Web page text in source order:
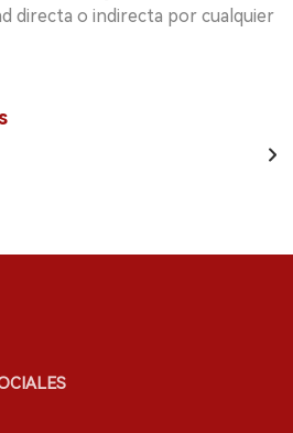
directa o indirecta por cualquier